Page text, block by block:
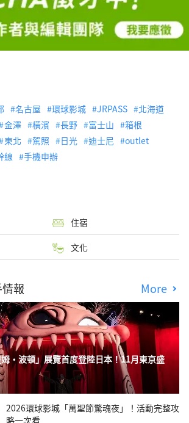
名古屋 環球影城 JRPASS
北海道
金澤 橫濱 長野 富士山
箱根
東北 駕照 日光 迪士尼
outlet
線 手機申辦
住宿
文化
報 More
・波頓」展覽首度登陸日本！11月東京盛
2026環球影城「萬聖節驚魂夜」！活動完整攻
略一次看